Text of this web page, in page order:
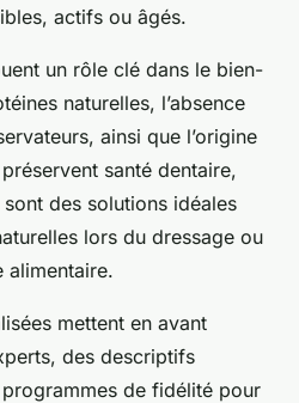
actifs ou âgés.
un rôle clé dans le bien-
naturelles, l’absence
ainsi que l’origine
santé dentaire,
des solutions idéales
lors du dressage ou
alimentaire.
mettent en avant
des descriptifs
de fidélité pour